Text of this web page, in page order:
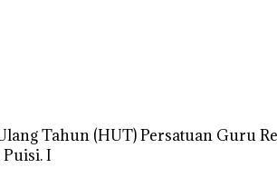
Tahun (HUT) Persatuan Guru
I